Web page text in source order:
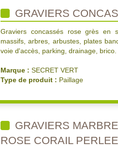
GRAVIERS
Graviers concassés rose grès en
massifs, arbres, arbustes, plates
voie d'accès, parking, drainage, brico.
Marque : SECRET VERT
Type de produit : Paillage
GRAVIERS
ROSE CORAIL PERLEE